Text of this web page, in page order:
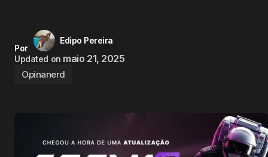
Por
Edipo Pereira
Updated on maio 21, 2025
Opinanerd